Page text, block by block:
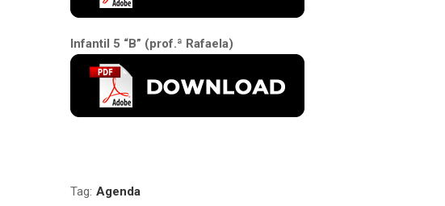
Infantil 5 “B” (prof.ª Rafaela)
Tag: Agenda